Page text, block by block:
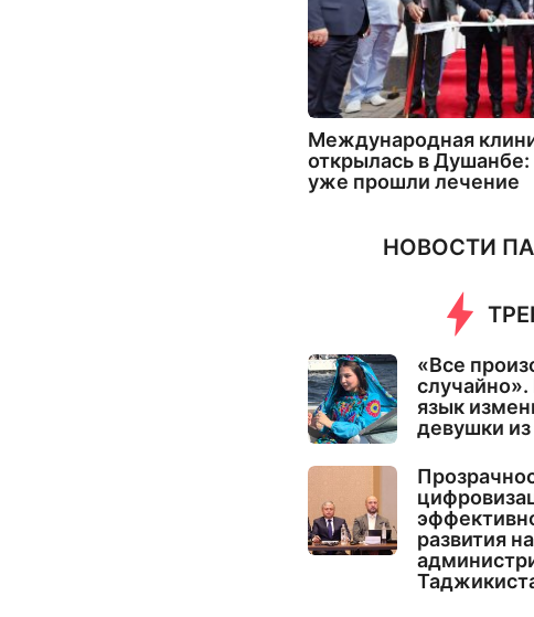
Международная
открылась в
уже прошли лечение
НОВОСТИ
«Все
язык
девушки
развития